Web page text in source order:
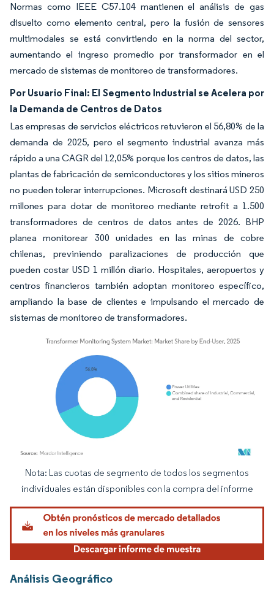
Normas como IEEE C57.104 mantienen el análisis de gas
disuelto como elemento central, pero la fusión de sensores
multimodales se está convirtiendo en la norma del sector,
aumentando el ingreso promedio por transformador en el
mercado de sistemas de monitoreo de transformadores.
Por Usuario Final: El Segmento Industrial se Acelera por
la Demanda de Centros de Datos
Las empresas de servicios eléctricos retuvieron el 56,80% de la
demanda de 2025, pero el segmento industrial avanza más
rápido a una CAGR del 12,05% porque los centros de datos, las
plantas de fabricación de semiconductores y los sitios mineros
no pueden tolerar interrupciones. Microsoft destinará USD 250
millones para dotar de monitoreo mediante retrofit a 1.500
transformadores de centros de datos antes de 2026. BHP
planea monitorear 300 unidades en las minas de cobre
chilenas, previniendo paralizaciones de producción que
pueden costar USD 1 millón diario. Hospitales, aeropuertos y
centros financieros también adoptan monitoreo específico,
ampliando la base de clientes e impulsando el mercado de
sistemas de monitoreo de transformadores.
Imagen © Mordor Intelligence. El uso requiere atribución según CC BY 4.0.
Nota: Las cuotas de segmento de todos los segmentos
individuales están disponibles con la compra del informe
Análisis Geográfico